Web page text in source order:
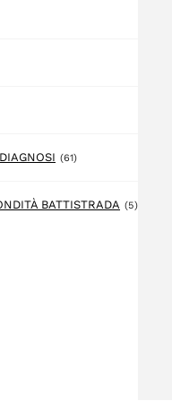
prodotto
(61)61 prodotto
BATTISTRADA (5)5